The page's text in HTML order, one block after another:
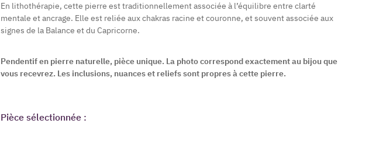
En lithothérapie, cette pierre est traditionnellement associée à l’équilibre entre clarté
mentale et ancrage. Elle est reliée aux chakras racine et couronne, et souvent associée aux
signes de la Balance et du Capricorne.
Pendentif en pierre naturelle, pièce unique. La photo correspond exactement au bijou que
vous recevrez. Les inclusions, nuances et reliefs sont propres à cette pierre.
Pièce sélectionnée :